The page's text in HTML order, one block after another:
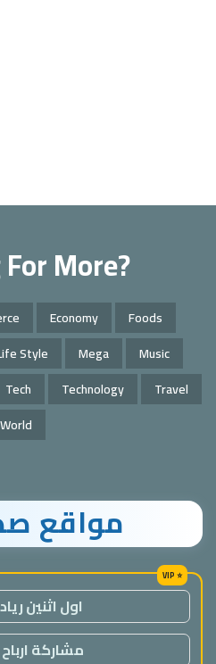
More?
Economy
Foods
Style Mega
Music
Tech Technology
Travel
World
مواقع
اول اثنين
مشاركة